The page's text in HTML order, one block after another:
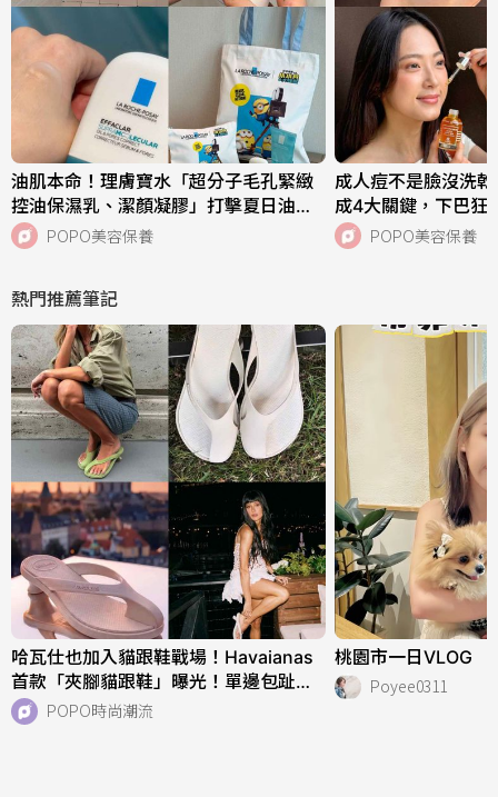
油肌本命！理膚寶水「超分子毛孔緊緻
控油保濕乳、潔顏凝膠」打擊夏日油痘
危機，跨界聯名《小小兵與大怪獸》超
萌周邊快來收藏！
POPO美容保養
成人痘不是臉沒洗
成4大關鍵，下巴狂
中，SISLEY植物極
次搞定痘肌！
POPO美容保養
熱門推薦筆記
哈瓦仕也加入貓跟鞋戰場！Havaianas
首款「夾腳貓跟鞋」曝光！單邊包趾超
好看、一亮相就爆紅！
POPO時尚潮流
桃園市一日VLOG
Poyee0311